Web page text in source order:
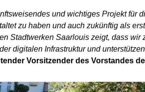
und wichtiges Projekt für
zu haben und auch zukünftig als
Stadtwerken Saarlouis zeigt, dass wir
digitalen Infrastruktur und
Vorsitzender des Vorstandes